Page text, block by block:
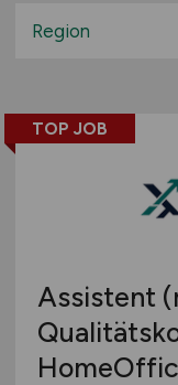
befristete
Projektarbeit /
geringfügige
Berufseinstieg /
Studentenjobs
Ausbildung /
Praktikum
Region
Berlin
Mecklenburg-
Niedersachsen
Nordrhein-
TOP JOB
Assistent